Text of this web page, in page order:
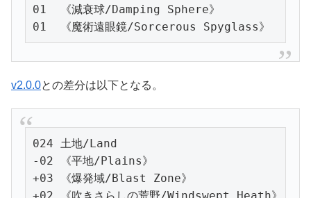
01  《減衰球/Damping Sphere》
01  《魔術遠眼鏡/Sorcerous Spyglass》
v2.0.0との差分は以下となる。
024 土地/Land
-02 《平地/Plains》
+03 《爆発域/Blast Zone》